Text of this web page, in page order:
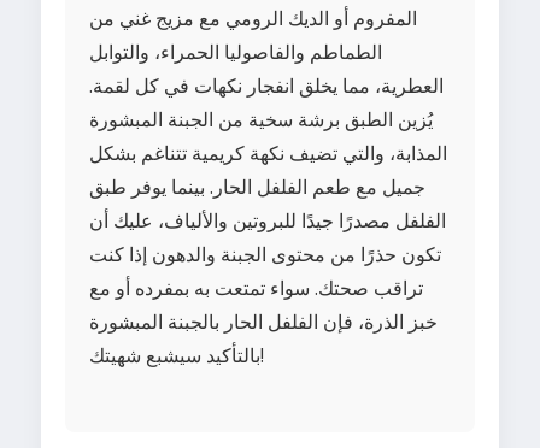
المفروم أو الديك الرومي مع مزيج غني من
الطماطم والفاصوليا الحمراء، والتوابل
العطرية، مما يخلق انفجار نكهات في كل لقمة.
يُزين الطبق برشة سخية من الجبنة المبشورة
المذابة، والتي تضيف نكهة كريمية تتناغم بشكل
جميل مع طعم الفلفل الحار. بينما يوفر طبق
الفلفل مصدرًا جيدًا للبروتين والألياف، عليك أن
تكون حذرًا من محتوى الجبنة والدهون إذا كنت
تراقب صحتك. سواء تمتعت به بمفرده أو مع
خبز الذرة، فإن الفلفل الحار بالجبنة المبشورة
بالتأكيد سيشبع شهيتك!